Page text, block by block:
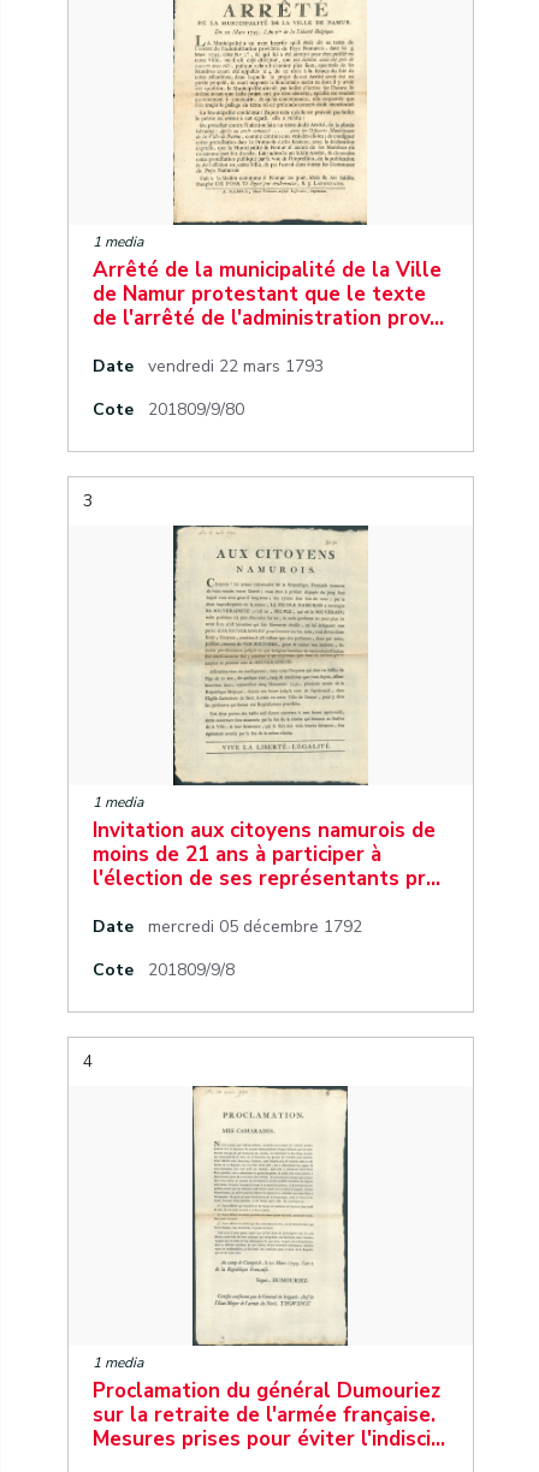
1 media
Arrêté de la municipalité de la Ville
de Namur protestant que le texte
de l'arrêté de l'administration prov…
Date
vendredi 22 mars 1793
Cote
201809/9/80
3
1 media
Invitation aux citoyens namurois de
moins de 21 ans à participer à
l'élection de ses représentants pr…
Date
mercredi 05 décembre 1792
Cote
201809/9/8
4
1 media
Proclamation du général Dumouriez
sur la retraite de l'armée française.
Mesures prises pour éviter l'indisci…